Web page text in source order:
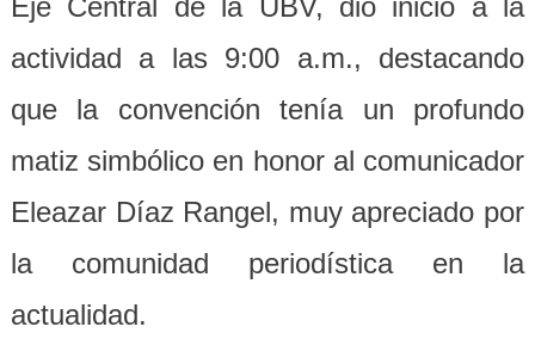
actividad a las 9:00 a.m., destacando
que la convención tenía un profundo
matiz simbólico en honor al comunicador
Eleazar Díaz Rangel, muy apreciado por
la comunidad periodística en la
actualidad.